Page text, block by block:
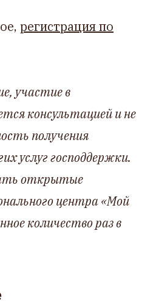
регистрация по
участие в
консультацией и не
получения
услуг господдержки.
открытые
центра «Мой
количество раз в